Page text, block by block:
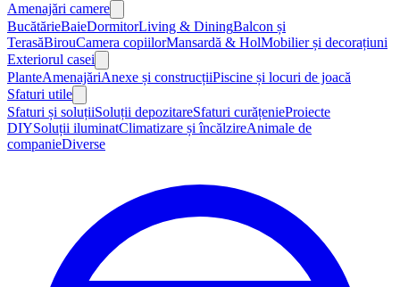
Amenajări camere
BucătărieBaieDormitorLiving & DiningBalcon și
TerasăBirouCamera copiilorMansardă & HolMobilier și decorațiuni
Exteriorul casei
PlanteAmenajăriAnexe și construcțiiPiscine și locuri de joacă
Sfaturi utile
Sfaturi și soluțiiSoluții depozitareSfaturi curățenieProiecte
DIYSoluții iluminatClimatizare și încălzireAnimale de
companieDiverse